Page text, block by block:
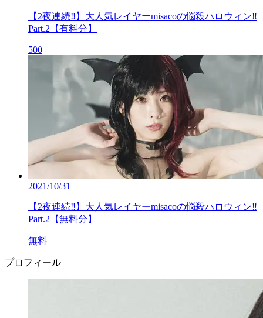
【2夜連続‼】大人気レイヤーmisacoの悩殺ハロウィン‼
Part.2【有料分】
500
2021/10/31
【2夜連続‼】大人気レイヤーmisacoの悩殺ハロウィン‼
Part.2【無料分】
無料
プロフィール